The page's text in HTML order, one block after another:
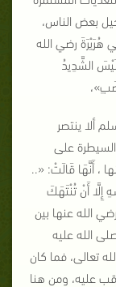
بعض الناس،
هُرَيْرَةَ رضي الله
الشَّدِيدُ
،
ألا ينتصر
على
، أَنَّهَا قَالَتْ: «..
إِلَّا أَنْ تُنْتَهَكَ
الله عنها بين
الله عليه
تعالى، فما كان
عليه، ومن هنا